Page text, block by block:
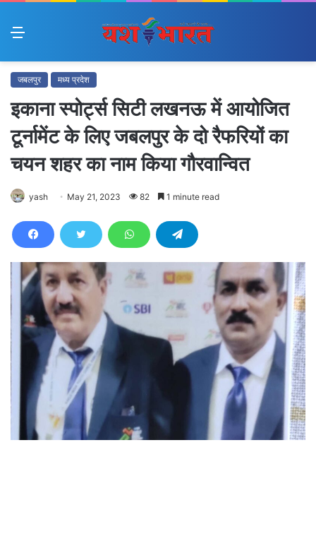
Menu
जबलपुर मध्य प्रदेश
इकाना स्पोर्ट्स सिटी लखनऊ में आयोजित
टूर्नामेंट के लिए जबलपुर के दो रैफरियों का
चयन शहर का नाम किया गौरवान्वित
yash May 21, 2023 82 1 minute read